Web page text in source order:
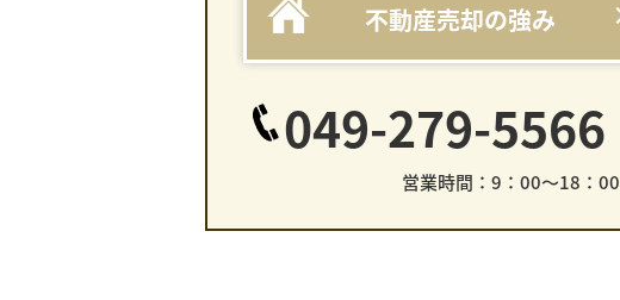
不動産売却の強み
049-279-5566
営業時間：9：00～18：00